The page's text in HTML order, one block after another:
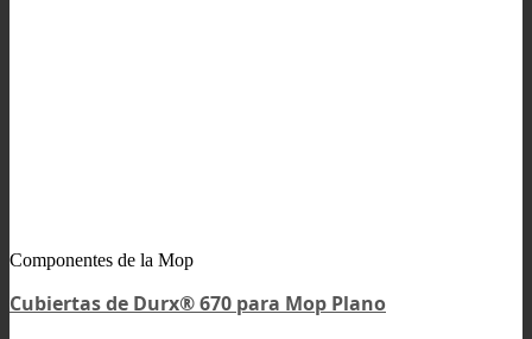
Componentes de la Mop
Cubiertas de Durx® 670 para Mop Plano